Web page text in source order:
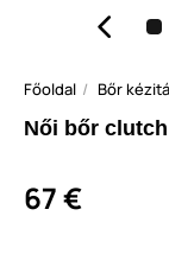
Főoldal Bőr
Női bőr
67 €